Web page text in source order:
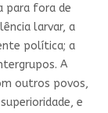
para fora de
larvar, a
política; a
A
outros povos,
e